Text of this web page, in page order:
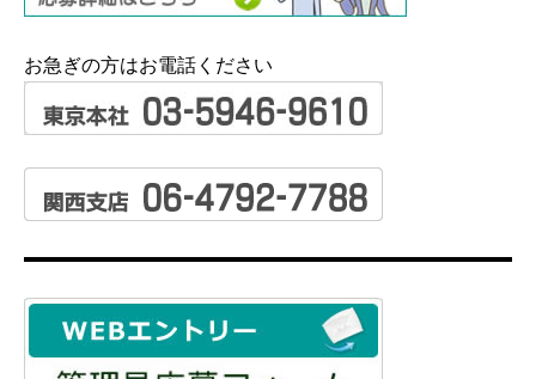
お急ぎの方はお電話ください